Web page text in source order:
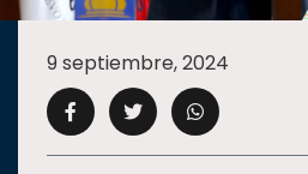
ACADEMIA
CAMPUS UANL
9 septiembre, 2024